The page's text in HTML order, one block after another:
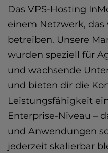
Das VPS-Hosting
einem Netzwerk,
betreiben. Unsere
wurden speziell für
und wachsende
und bieten dir die
Leistungsfähigkeit
Enterprise-Niveau –
und Anwendungen
jederzeit skalierbar